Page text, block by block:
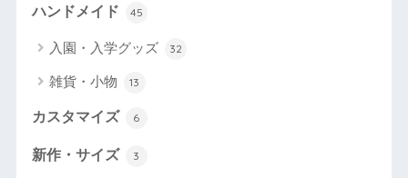
ハンドメイド 45
入園・入学グッズ 32
雑貨・小物 13
カスタマイズ 6
新作・サイズ 3